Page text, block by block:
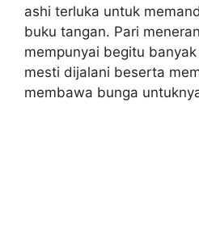
ashi terluka untuk
buku tangan. Pari
mempunyai begitu
mesti dijalani beserta
membawa bunga